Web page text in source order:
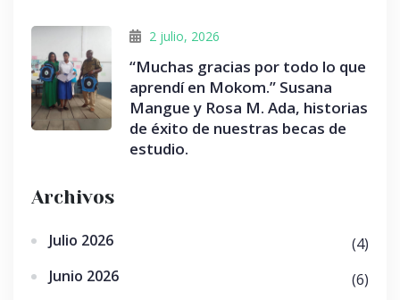
2 julio, 2026
“Muchas gracias por todo lo que
aprendí en Mokom.” Susana
Mangue y Rosa M. Ada, historias
de éxito de nuestras becas de
estudio.
Archivos
Julio 2026
(4)
Junio 2026
(6)